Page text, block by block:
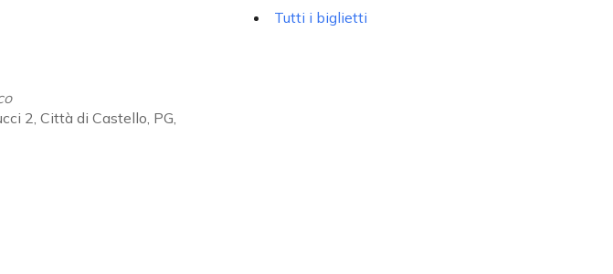
2, Città di Castello, PG,
Tutti i biglietti